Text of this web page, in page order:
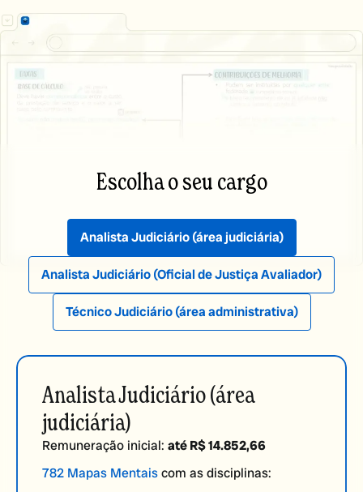
Escolha o seu cargo
Analista Judiciário(área judiciária)
Analista Judiciário(Oficial de Justiça Avaliador)
Técnico Judiciário(área administrativa)
Analista Judiciário (área
judiciária)
Remuneração inicial: até R$ 14.852,66
782 Mapas Mentaiscom as disciplinas: